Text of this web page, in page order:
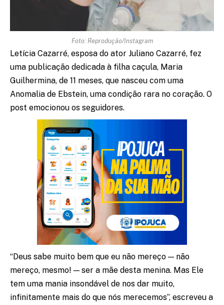
Foto: Reprodução/Instagram
Letícia Cazarré, esposa do ator Juliano Cazarré, fez
uma publicação dedicada à filha caçula, Maria
Guilhermina, de 11 meses, que nasceu com uma
Anomalia de Ebstein, uma condição rara no coração. O
post emocionou os seguidores.
“Deus sabe muito bem que eu não mereço — não
mereço, mesmo! — ser a mãe desta menina. Mas Ele
tem uma mania insondável de nos dar muito,
infinitamente mais do que nós merecemos”, escreveu a